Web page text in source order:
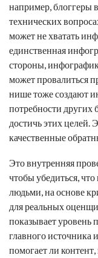
например, блоггеры
технических
может не хватать
единственная
стороны,
может провалиться
нише тоже создают
потребности других
достичь этих целей.
качественные
Это внутренняя
чтобы убедиться,
людьми, на основе
для реальных
показывает
главного источника
помогает ли